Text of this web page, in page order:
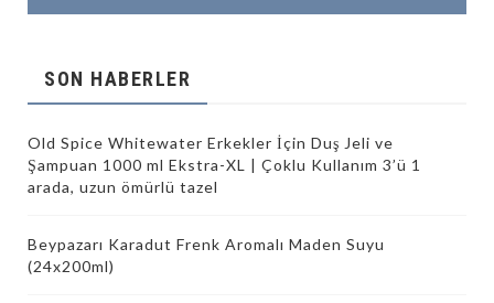
SON HABERLER
Old Spice Whitewater Erkekler İçin Duş Jeli ve
Şampuan 1000 ml Ekstra-XL | Çoklu Kullanım 3’ü 1
arada, uzun ömürlü tazel
Beypazarı Karadut Frenk Aromalı Maden Suyu
(24x200ml)